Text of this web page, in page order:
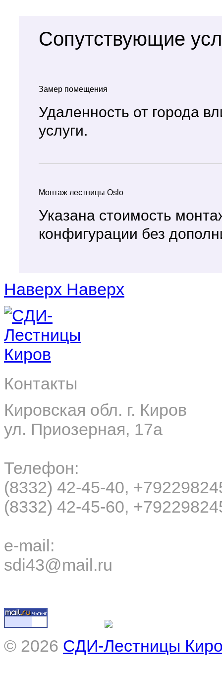
Сопутствующие
Замер помещения
Удаленность от города
услуги.
Монтаж лестницы Oslo
Указана стоимость
конфигурации без
Наверх Наверх
Контакты
Кировская обл. г. Киров
ул. Приозерная, 17а
Телефон:
(8332) 42-45-40,
(8332) 42-45-60,
e-mail:
sdi43@mail.ru
© 2026 СДИ-Лестницы